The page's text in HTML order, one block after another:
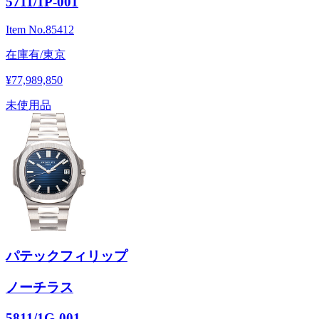
Item No.85412
在庫有/東京
¥77,989,850
未使用品
パテックフィリップ
ノーチラス